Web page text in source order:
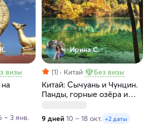
визы
– 3 янв.
Ирина С.
(1) Китай Без визы
Китай: Сычуань и Чунцин.
Панды, горные озёра и
9 дней 10 – 18 окт. +2 даты